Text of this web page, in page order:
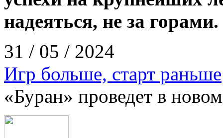
надеяться, не за горами.
31 / 05 / 2024
Игр больше, старт раньше
«Буран» проведет в